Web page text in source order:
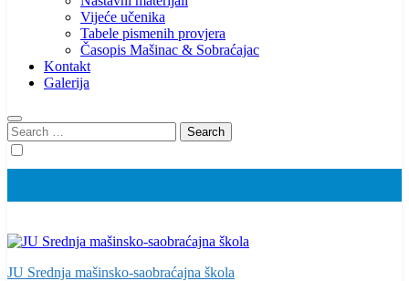
Vijeće učenika
Tabele pismenih provjera
Časopis Mašinac & Sobraćajac
Kontakt
Galerija
Search
for:
JU Srednja mašinsko-saobraćajna škola